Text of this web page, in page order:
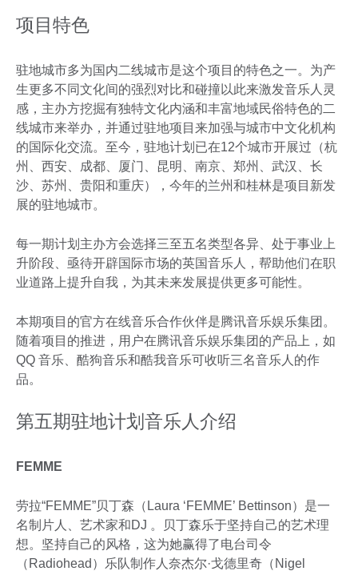
项目特色
驻地城市多为国内二线城市是这个项目的特色之一。为产
生更多不同文化间的强烈对比和碰撞以此来激发音乐人灵
感，主办方挖掘有独特文化内涵和丰富地域民俗特色的二
线城市来举办，并通过驻地项目来加强与城市中文化机构
的国际化交流。至今，驻地计划已在12个城市开展过（杭
州、西安、成都、厦门、昆明、南京、郑州、武汉、长
沙、苏州、贵阳和重庆），今年的兰州和桂林是项目新发
展的驻地城市。
每一期计划主办方会选择三至五名类型各异、处于事业上
升阶段、亟待开辟国际市场的英国音乐人，帮助他们在职
业道路上提升自我，为其未来发展提供更多可能性。
本期项目的官方在线音乐合作伙伴是腾讯音乐娱乐集团。
随着项目的推进，用户在腾讯音乐娱乐集团的产品上，如
QQ 音乐、酷狗音乐和酷我音乐可收听三名音乐人的作
品。
第五期驻地计划音乐人介绍
FEMME
劳拉“FEMME”贝丁森（Laura ‘FEMME’ Bettinson）是一
名制片人、艺术家和DJ 。贝丁森乐于坚持自己的艺术理
想。坚持自己的风格，这为她赢得了电台司令
（Radiohead）乐队制作人奈杰尔·戈德里奇（Nigel